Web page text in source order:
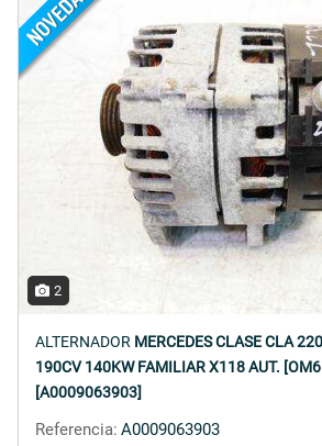
2
ALTERNADOR MERCEDES CLASE CLA
190CV 140KW FAMILIAR X118 AUT.
[A0009063903]
Referencia: A0009063903